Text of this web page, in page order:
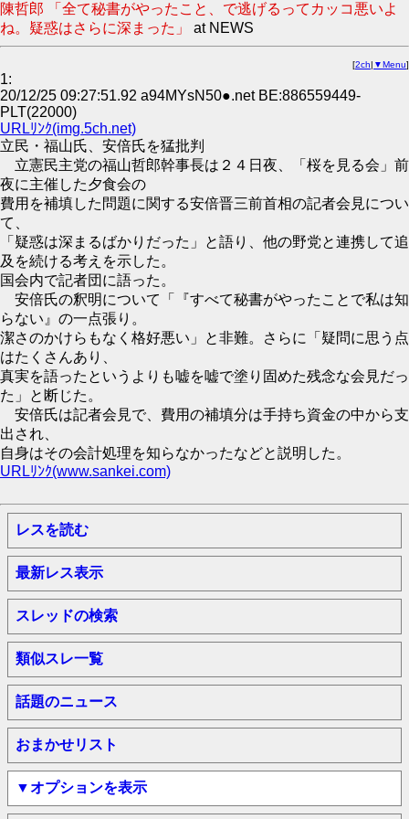
陳哲郎 「全て秘書がやったこと、で逃げるってカッコ悪いよ
ね。疑惑はさらに深まった」 at NEWS
[2ch| ▼Menu]
1:
20/12/25 09:27:51.92 a94MYsN50●.net BE:886559449-
PLT(22000)
URLﾘﾝｸ(img.5ch.net)
立民・福山氏、安倍氏を猛批判
立憲民主党の福山哲郎幹事長は２４日夜、「桜を見る会」前
夜に主催した夕食会の
費用を補填した問題に関する安倍晋三前首相の記者会見につい
て、
「疑惑は深まるばかりだった」と語り、他の野党と連携して追
及を続ける考えを示した。
国会内で記者団に語った。
安倍氏の釈明について「『すべて秘書がやったことで私は知
らない』の一点張り。
潔さのかけらもなく格好悪い」と非難。さらに「疑問に思う点
はたくさんあり、
真実を語ったというよりも嘘を嘘で塗り固めた残念な会見だっ
た」と断じた。
安倍氏は記者会見で、費用の補填分は手持ち資金の中から支
出され、
自身はその会計処理を知らなかったなどと説明した。
URLﾘﾝｸ(www.sankei.com)
レスを読む
最新レス表示
スレッドの検索
類似スレ一覧
話題のニュース
おまかせリスト
▼オプションを表示